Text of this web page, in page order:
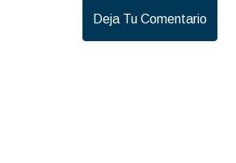
Deja Tu Comentario